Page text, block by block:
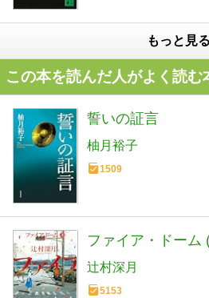
もっと見る
この本を読んだ人がよく読む
誓いの証言
柚月裕子
1509
ファイア・ドーム
辻村深月
5153